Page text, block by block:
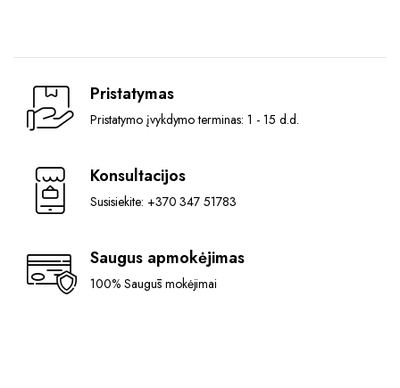
options
chosen
product
page
options
chosen
page
Pristatymas
Pristatymo įvykdymo terminas: 1 - 15 d.d.
Konsultacijos
Susisiekite: +370 347 51783
Saugus apmokėjimas
100% Saugūs mokėjimai